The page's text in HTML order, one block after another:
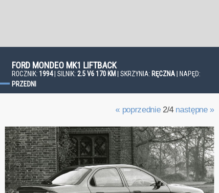
FORD MONDEO MK1 LIFTBACK
ROCZNIK: 1994| SILNIK: 2.5 V6 170 KM | SKRZYNIA: RĘCZNA | NAPĘD:
PRZEDNI
« poprzednie2/4 następne »